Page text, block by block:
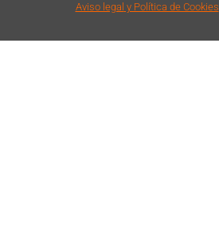
Aviso legal y Política de Cookies